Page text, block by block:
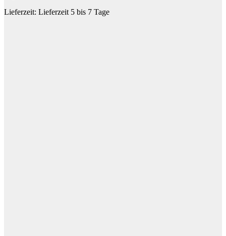
Lieferzeit: Lieferzeit 5 bis 7 Tage